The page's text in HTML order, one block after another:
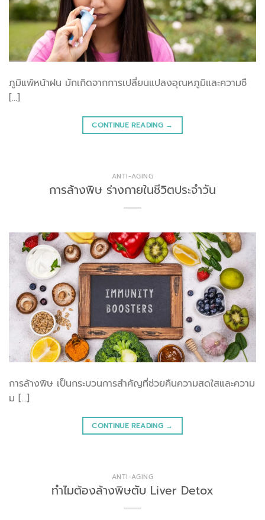
ภูมิแพ้หน้าฝน มักเกิดจากการเปลี่ยนแปลงอุณหภูมิและความชื
[…]
CONTINUE READING →
ANTI-AGING
การล้างพิษ ร่างกายในชีวิตประจำวัน
การล้างพิษ เป็นกระบวนการสำคัญที่ช่วยคืนความสดใสและความ
ม […]
CONTINUE READING →
ANTI-AGING
ทำไมต้องล้างพิษตับ Liver Detox